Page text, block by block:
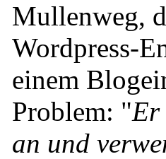
Mullenweg,
Wordpress-
einem
Problem: "Er
an und